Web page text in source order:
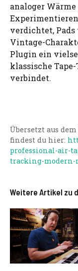
analoger
verdichtet,
Vintage-
Plugin ein
klassische
verbindet.
Übersetzt aus
findest du hier:
professional-air-
tracking-
Weitere Artikel zu